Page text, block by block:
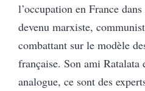
l’occupation en France
devenu marxiste,
combattant sur le modèle
française. Son ami Ratalata
analogue, ce sont des